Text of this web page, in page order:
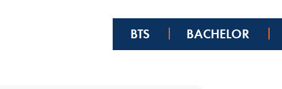
BTS BACHELOR